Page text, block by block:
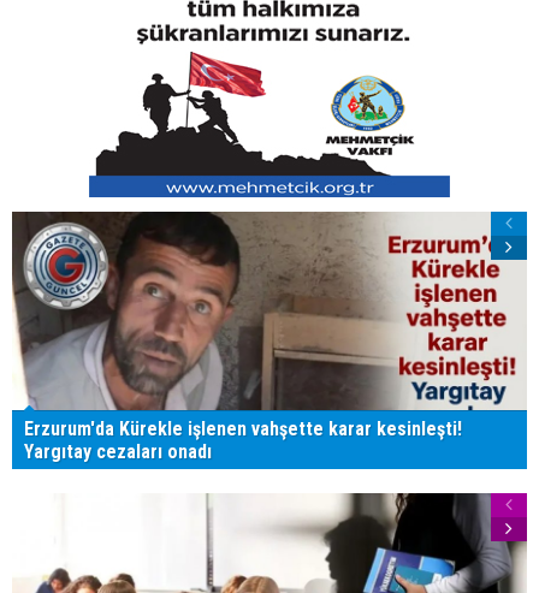
Erzurum'da Kürekle işlenen vahşette karar kesinleşti!
Yargıtay cezaları onadı